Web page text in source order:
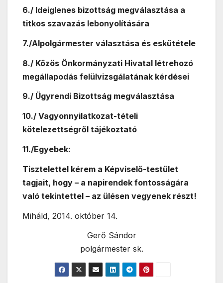
6./ Ideiglenes bizottság megválasztása a
titkos szavazás lebonyolítására
7./Alpolgármester választása és eskütétele
8./ Közös Önkormányzati Hivatal létrehozó
megállapodás felülvizsgálatának kérdései
9./ Ügyrendi Bizottság megválasztása
10./ Vagyonnyilatkozat-tételi
kötelezettségről tájékoztató
11./Egyebek:
Tisztelettel kérem a Képviselő-testület
tagjait, hogy – a napirendek fontosságára
való tekintettel – az ülésen vegyenek részt!
Miháld, 2014. október 14.
Gerő Sándor
polgármester sk.